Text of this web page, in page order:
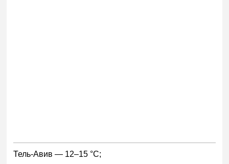
Тель-Авив — 12–15 °С;